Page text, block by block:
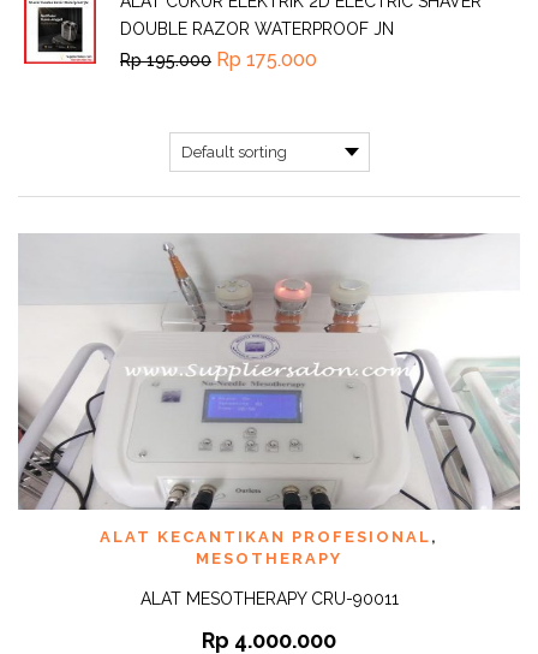
ALAT KECANTIKAN PROFESIONAL ,
MESOTHERAPY
ALAT MESOTHERAPY CRU-90011
Rp 4.000.000
DOUBLE RAZOR WATERPROOF JN
Rp195.000 Rp 175.000